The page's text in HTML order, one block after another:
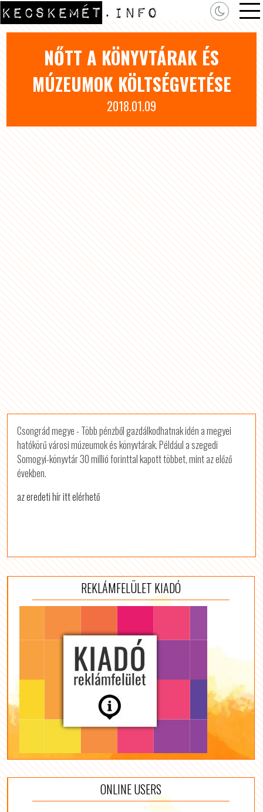
NŐTT A KÖNYVTÁRAK ÉS
MÚZEUMOK KÖLTSÉGVETÉSE
2018.01.09
Csongrád megye - Több pénzből gazdálkodhatnak idén a megyei
hatókörű városi múzeumok és könyvtárak. Például a szegedi
Somogyi-könyvtár 30 millió forinttal kapott többet, mint az előző
években.
az eredeti hír itt elérhető
REKLÁMFELÜLET KIADÓ
ONLINE USERS